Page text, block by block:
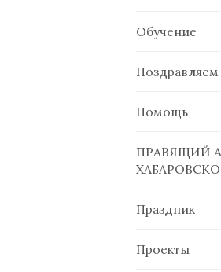
Обучение
Поздравляем
Помощь
ПРАВЯЩИЙ
Праздник
Проекты